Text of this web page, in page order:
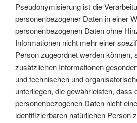
Pseudonymisierung ist die
personenbezogener Daten in einer
personenbezogenen Daten ohne
Informationen nicht mehr einer
Person zugeordnet werden können,
zusätzlichen Informationen
und technischen und
unterliegen, die gewährleisten, dass
personenbezogenen Daten nicht
identifizierbaren natürlichen Person